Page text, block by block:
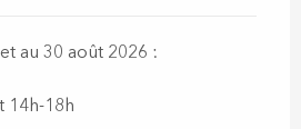
au 30 août 2026 :
14h-18h